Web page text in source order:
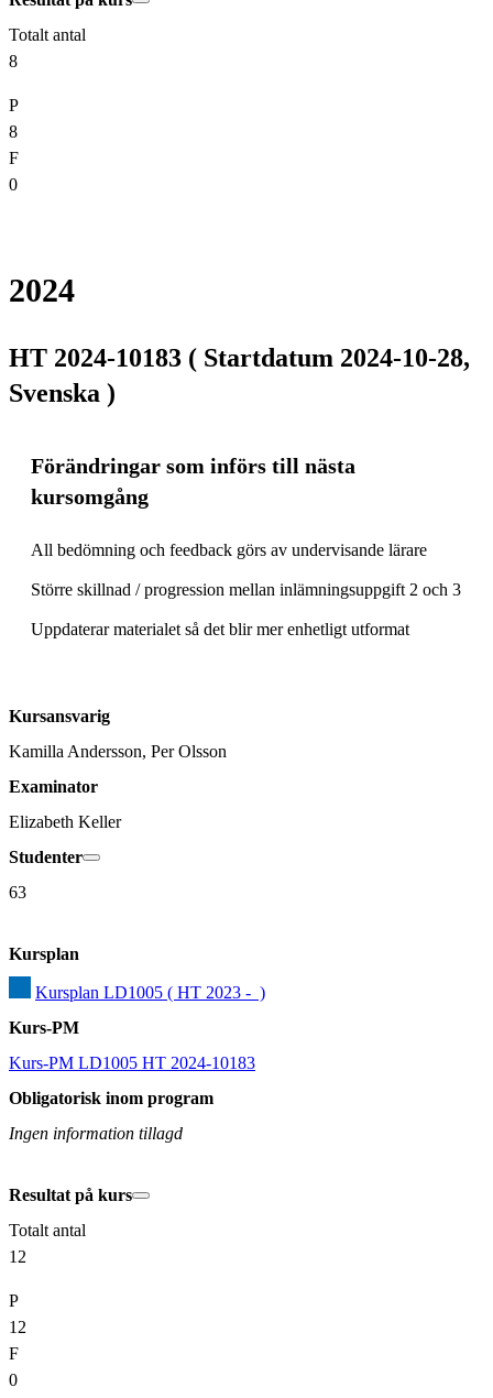
Totalt antal
8
P
8
F
0
2024
HT 2024-10183 ( Startdatum 2024-10-28,
Svenska )
Förändringar som införs till nästa
kursomgång
All bedömning och feedback görs av undervisande lärare
Större skillnad / progression mellan inlämningsuppgift 2 och 3
Uppdaterar materialet så det blir mer enhetligt utformat
Kursansvarig
Kamilla Andersson, Per Olsson
Examinator
Elizabeth Keller
Studenter
63
Kursplan
Kursplan LD1005 ( HT 2023 -  )
Kurs-PM
Kurs-PM LD1005 HT 2024-10183
Obligatorisk inom program
Ingen information tillagd
Resultat på kurs
Totalt antal
12
P
12
F
0